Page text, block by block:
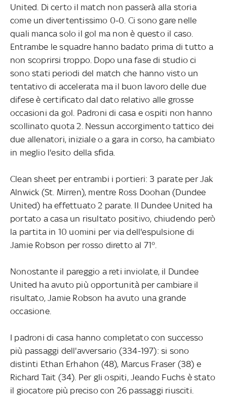
United. Di certo il match non passerà alla storia
come un divertentissimo 0-0. Ci sono gare nelle
quali manca solo il gol ma non è questo il caso.
Entrambe le squadre hanno badato prima di tutto a
non scoprirsi troppo. Dopo una fase di studio ci
sono stati periodi del match che hanno visto un
tentativo di accelerata ma il buon lavoro delle due
difese è certificato dal dato relativo alle grosse
occasioni da gol. Padroni di casa e ospiti non hanno
scollinato quota 2. Nessun accorgimento tattico dei
due allenatori, iniziale o a gara in corso, ha cambiato
in meglio l'esito della sfida.
Clean sheet per entrambi i portieri: 3 parate per Jak
Alnwick (St. Mirren), mentre Ross Doohan (Dundee
United) ha effettuato 2 parate. Il Dundee United ha
portato a casa un risultato positivo, chiudendo però
la partita in 10 uomini per via dell'espulsione di
Jamie Robson per rosso diretto al 71°.
Nonostante il pareggio a reti inviolate, il Dundee
United ha avuto più opportunità per cambiare il
risultato, Jamie Robson ha avuto una grande
occasione.
I padroni di casa hanno completato con successo
più passaggi dell'avversario (334-197): si sono
distinti Ethan Erhahon (48), Marcus Fraser (38) e
Richard Tait (34). Per gli ospiti, Jeando Fuchs è stato
il giocatore più preciso con 26 passaggi riusciti.